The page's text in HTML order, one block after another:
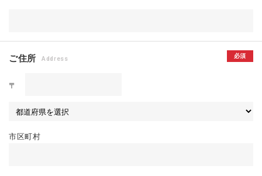
ご住所 Address 必須
〒
市区町村